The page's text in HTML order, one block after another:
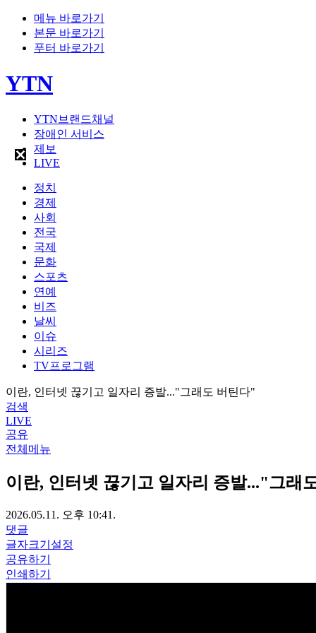
메뉴 바로가기
본문 바로가기
푸터 바로가기
YTN
YTN브랜드채널
장애인 서비스
제보
LIVE
정치
경제
사회
전국
국제
문화
스포츠
연예
비즈
날씨
이슈
시리즈
TV프로그램
이란, 인터넷 끊기고 일자리 증발..."그래도 버틴다"
검색
LIVE
공유
전체메뉴
이란, 인터넷 끊기고 일자리 증발..."그래
2026.05.11. 오후 10:41.
댓글
글자크기설정
공유하기
인쇄하기